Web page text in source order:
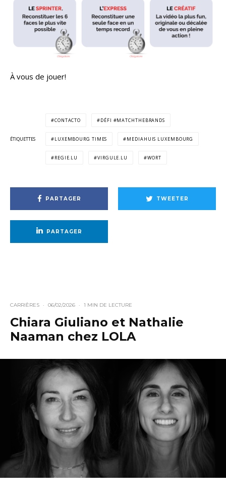
À vous de jouer!
ÉTIQUETTES
CONTACTO DÉFI #MATCHTHEBRANDS
LUXEMBOURG TIMES MEDIAHUIS LUXEMBOURG
REGIE.LU VIRGULE.LU WORT
PARTAGER TWEETER
PARTAGER
CARRIÈRES · 06/02/2026 · 1 MIN DE LECTURE
Chiara Giuliano et Nathalie
Naaman chez LOLA